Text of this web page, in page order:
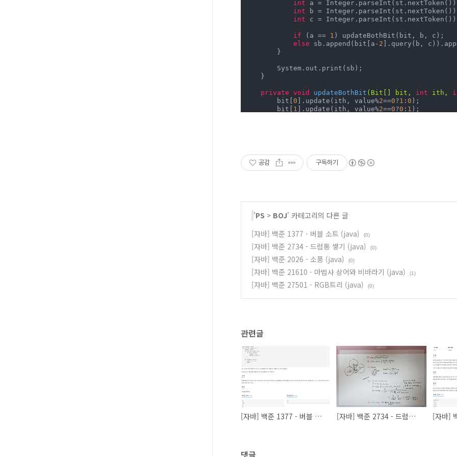
int a =
int b =
int c =
if (a == 1 ) updateBothBit(bit, b, c);
else sb.append(bit[a- 2 ].query(b,
        }
        System.out.print(sb);
    }
private void updateBothBit (Bit[] bit, int ith,
        bit[
0 ].update(ith, value%2==0?1 : 0 );
        bit[
1 ].update(ith, value%2==0?0 : 1 );
private int n;
int diff = val - arr[ith];
if (diff == 0) return ;
        arr[ith] = val;
while (ith <= n) {
            bit[ith] += diff;
            ith += ith&-ith;
    }
getPrefixSum(int ith) {
while
) {
            answer += bit[ith];
            ith -= ith&-ith;
        }
return
answer;
}
공감 구독하기
'PS > BOJ' 카테고리의 다른 글
[자바] 백준 1377 - 버블 소트 (java)
(0)
[자바] 백준 2734 - 드럼통 쌓기 (java) (0)
[자바] 백준 2026 - 소풍 (java) (0)
[자바] 백준 21610 - 마법사 상어와 비바라기 (java) (1)
[자바] 백준 27501 - RGB트리 (java) (0)
관련글
[자바] 백준 1377 - 버블 소트 (java) [자바] 백준 2734 - 드럼통 쌓기 (java)
댓글